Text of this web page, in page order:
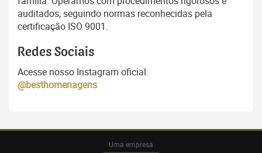
auditados, seguindo normas reconhecidas pela
certificação ISO 9001.
Redes Sociais
Acesse nosso Instagram oficial:
@besthomenagens
Uma empresa